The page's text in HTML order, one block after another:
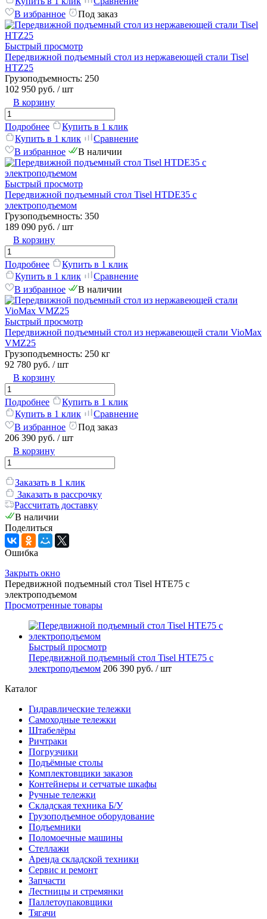
В избранное
Под заказ
Быстрый просмотр
Передвижной подъемный стол из нержавеющей стали Tisel
HTZ25
Грузоподъемность: 250
102 950 руб. / шт
В корзину
Подробнее
Купить в 1 клик
Купить в 1 клик
Сравнение
В избранное
В наличии
Быстрый просмотр
Передвижной подъемный стол Tisel HTDE35 c
электроподъемом
Грузоподъемность: 350
189 090 руб. / шт
В корзину
Подробнее
Купить в 1 клик
Купить в 1 клик
Сравнение
В избранное
В наличии
Быстрый просмотр
Передвижной подъемный стол из нержавеющей стали VioMax
VMZ25
Грузоподъемность: 250 кг
92 780 руб. / шт
В корзину
Подробнее
Купить в 1 клик
Купить в 1 клик
Сравнение
В избранное
Под заказ
206 390 руб. / шт
В корзину
Заказать в 1 клик
Заказать в рассрочку
Рассчитать доставку
В наличии
Поделиться
Ошибка
Закрыть окно
Передвижной подъемный стол Tisel HTE75 c
электроподъемом
Просмотренные товары
Быстрый просмотр
Передвижной подъемный стол Tisel HTE75 c
электроподъемом 206 390 руб. / шт
Каталог
Гидравлические тележки
Самоходные тележки
Штабелёры
Ричтраки
Погрузчики
Подъёмные столы
Комплектовщики заказов
Контейнеры и сетчатые шкафы
Ручные тележки
Складская техника Б/У
Грузоподъемное оборудование
Подъемники
Поломоечные машины
Стеллажи
Аренда складской техники
Сервис и ремонт
Запчасти
Лестницы и стремянки
Паллетоупаковщики
Тягачи